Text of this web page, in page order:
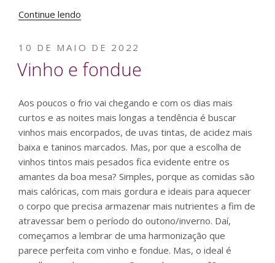
Continue lendo
Vinícola”
PUBLICADO
EM
10 DE MAIO DE 2022
Vinho e fondue
Aos poucos o frio vai chegando e com os dias mais
curtos e as noites mais longas a tendência é buscar
vinhos mais encorpados, de uvas tintas, de acidez mais
baixa e taninos marcados. Mas, por que a escolha de
vinhos tintos mais pesados fica evidente entre os
amantes da boa mesa? Simples, porque as comidas são
mais calóricas, com mais gordura e ideais para aquecer
o corpo que precisa armazenar mais nutrientes a fim de
atravessar bem o período do outono/inverno. Daí,
começamos a lembrar de uma harmonização que
parece perfeita com vinho e fondue. Mas, o ideal é